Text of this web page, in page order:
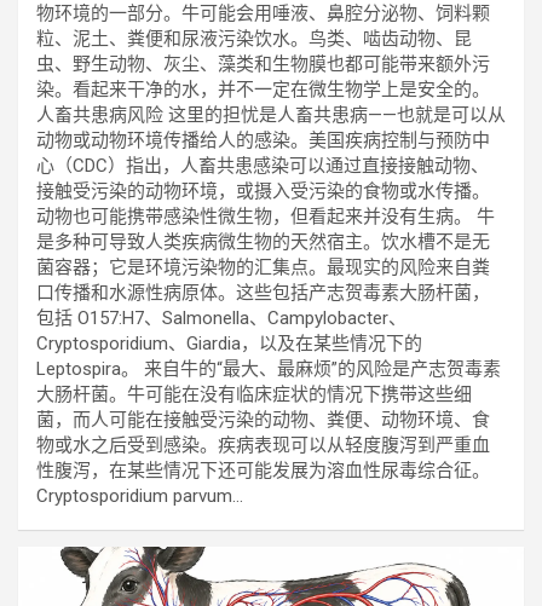
物环境的一部分。牛可能会用唾液、鼻腔分泌物、饲料颗
粒、泥土、粪便和尿液污染饮水。鸟类、啮齿动物、昆
虫、野生动物、灰尘、藻类和生物膜也都可能带来额外污
染。看起来干净的水，并不一定在微生物学上是安全的。
人畜共患病风险 这里的担忧是人畜共患病——也就是可以从
动物或动物环境传播给人的感染。美国疾病控制与预防中
心（CDC）指出，人畜共患感染可以通过直接接触动物、
接触受污染的动物环境，或摄入受污染的食物或水传播。
动物也可能携带感染性微生物，但看起来并没有生病。 牛
是多种可导致人类疾病微生物的天然宿主。饮水槽不是无
菌容器；它是环境污染物的汇集点。最现实的风险来自粪
口传播和水源性病原体。这些包括产志贺毒素大肠杆菌，
包括 O157:H7、Salmonella、Campylobacter、
Cryptosporidium、Giardia，以及在某些情况下的
Leptospira。 来自牛的“最大、最麻烦”的风险是产志贺毒素
大肠杆菌。牛可能在没有临床症状的情况下携带这些细
菌，而人可能在接触受污染的动物、粪便、动物环境、食
物或水之后受到感染。疾病表现可以从轻度腹泻到严重血
性腹泻，在某些情况下还可能发展为溶血性尿毒综合征。
Cryptosporidium parvum…